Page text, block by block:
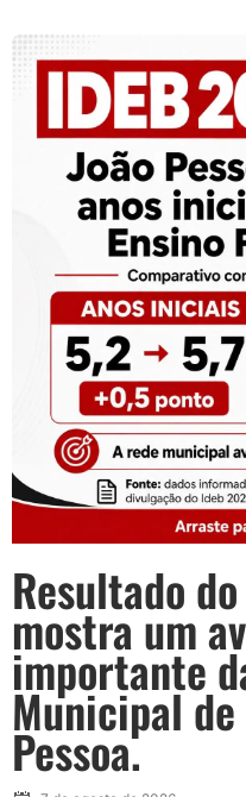
Resultado
mostra um
importante
Municipal de
Pessoa.